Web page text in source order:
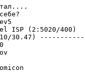
ISP (2:5020/400)
30.47)